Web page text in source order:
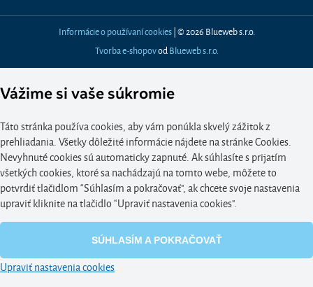
Informácie o používaní cookies| © 2026 Blueweb s.r.o.
Tvorba e-shopovod Blueweb s.r.o.
Vážime si vaše súkromie
Táto stránka používa cookies, aby vám ponúkla skvelý zážitok z
prehliadania. Všetky dôležité informácie nájdete na stránke Cookies.
Nevyhnuté cookies sú automaticky zapnuté. Ak súhlasíte s prijatím
všetkých cookies, ktoré sa nachádzajú na tomto webe, môžete to
potvrdiť tlačidlom “Súhlasím a pokračovať", ak chcete svoje nastavenia
upraviť kliknite na tlačidlo “Upraviť nastavenia cookies".
SÚHLASÍM A POKRAČOVAŤ
Upraviť nastavenia cookies